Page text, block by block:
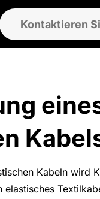
Kontaktieren
Kabeln wird
elastisches